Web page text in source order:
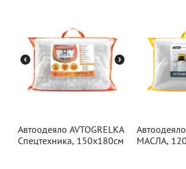
Автоодеяло AVTOGRELKA
Спецтехника, 150х180см
МАСЛА,